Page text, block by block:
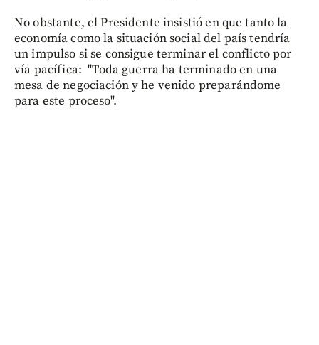
No obstante, el Presidente insistió en que tanto la
economía como la situación social del país tendría
un impulso si se consigue terminar el conflicto por
vía pacífica: "Toda guerra ha terminado en una
mesa de negociación y he venido preparándome
para este proceso".